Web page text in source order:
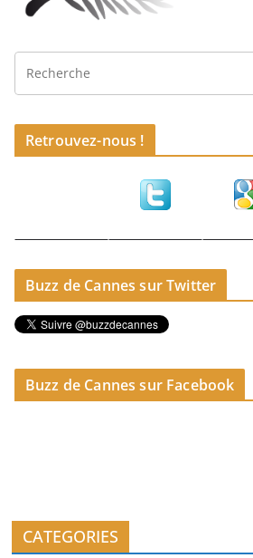
Retrouvez-nous !
Buzz de Cannes sur Twitter
Buzz de Cannes sur Facebook
CATEGORIES